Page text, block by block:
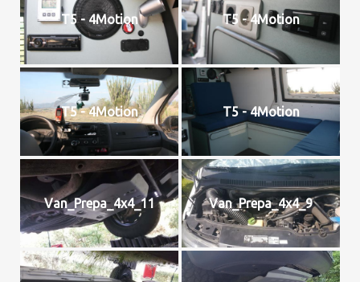
T5 - 4Motion T5 - 4Motion
T5 - 4Motion T5 - 4Motion
Van_Prepa_4x4_11 Van_Prepa_4x4_9